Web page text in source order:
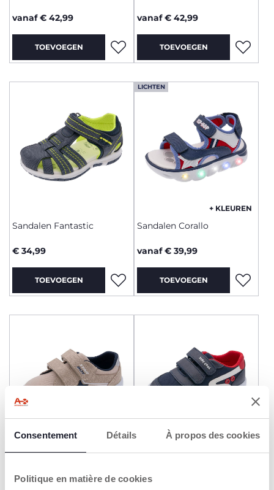
Consentement Détails À propos des cookies
Politique en matière de cookies
vanaf € 42,99
TOEVOEGEN
vanaf € 42,99
TOEVOEGEN
Sandalen Fantastic
€ 34,99
TOEVOEGEN
LICHTEN
+ KLEUREN
Sandalen Corallo
vanaf € 39,99
TOEVOEGEN
€ 29,99 € 29,99